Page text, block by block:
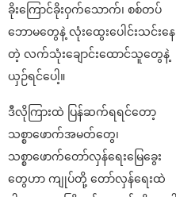
ခိုးကြောင်ခိုးဝှက်သောက်၊ စစ်တပ်
ဘောမတွေနဲ့ လုံးထွေးပေါင်းသင်းနေ
တဲ့ လက်သုံးချောင်းထောင်သူတွေနဲ့
ယှဉ်ရင်ပေါ့။
ဒီလိုကြားထဲ ပြန်ဆက်ရရင်တော့
သစ္စာဖောက်အမတ်တွေ၊
သစ္စာဖောက်တော်လှန်ရေးမြေခွေး
တွေဟာ ကျုပ်တို့ တော်လှန်ရေးထဲ